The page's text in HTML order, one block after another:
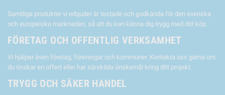
Samtliga produkter vi erbjuder är testade och godkända för den svenska
och europeiska marknaden, så att du kan känna dig trygg med ditt köp.
FÖRETAG OCH OFFENTLIG VERKSAMHET
Vi hjälper även företag, föreningar och kommuner. Kontakta oss gärna om
du önskar en offert eller har särskilda önskemål kring ditt projekt.
TRYGG OCH SÄKER HANDEL